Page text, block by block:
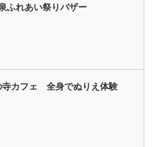
ふれあい祭りバザー
寺カフェ 全身でぬりえ体験